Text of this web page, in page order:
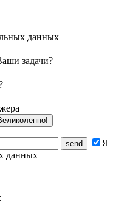
данных
задачи?
Я
данных